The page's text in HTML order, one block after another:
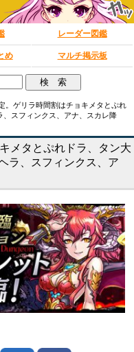
レーダー図鑑
め マルチ掲示板
。ゲリラ時間割はチョキメタとぷれ
、スフィンクス、アナ、スカレ降
メタとぷれドラ、タン大
ラ、スフィンクス、ア